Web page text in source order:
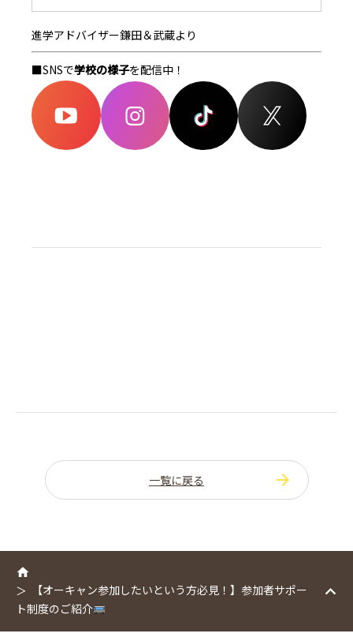
進学アドバイザー鎌田＆武蔵より
■SNSで学校の様子を配信中！
一覧に戻る
【オーキャン参加したいという方必見！】参加者サポー
ト制度のご紹介